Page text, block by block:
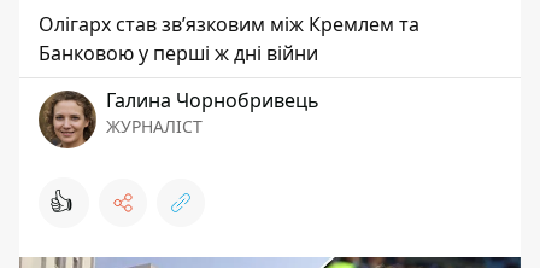
Олігарх став звʼязковим між Кремлем та
Банковою у перші ж дні війни
Галина Чорнобривець
ЖУРНАЛІСТ
👍